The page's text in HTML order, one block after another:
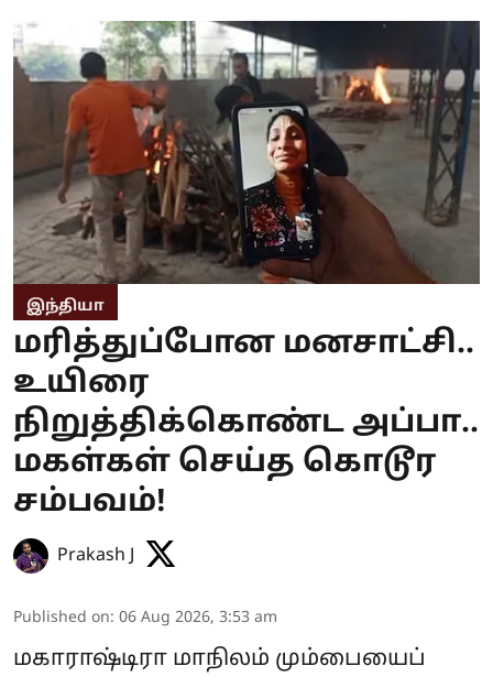
இந்தியா
மரித்துப்போன மனசாட்சி..
உயிரை
நிறுத்திக்கொண்ட அப்பா..
மகள்கள் செய்த கொடூர
சம்பவம்!
Prakash J
Published on: 06 Aug 2026, 3:53 am
மகாராஷ்டிரா மாநிலம் மும்பையைப்